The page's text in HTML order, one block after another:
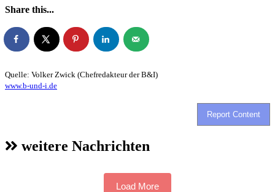
Share this...
Quelle: Volker Zwick (Chefredakteur der B&I)
www.b-und-i.de
Report Content
weitere Nachrichten
Load More